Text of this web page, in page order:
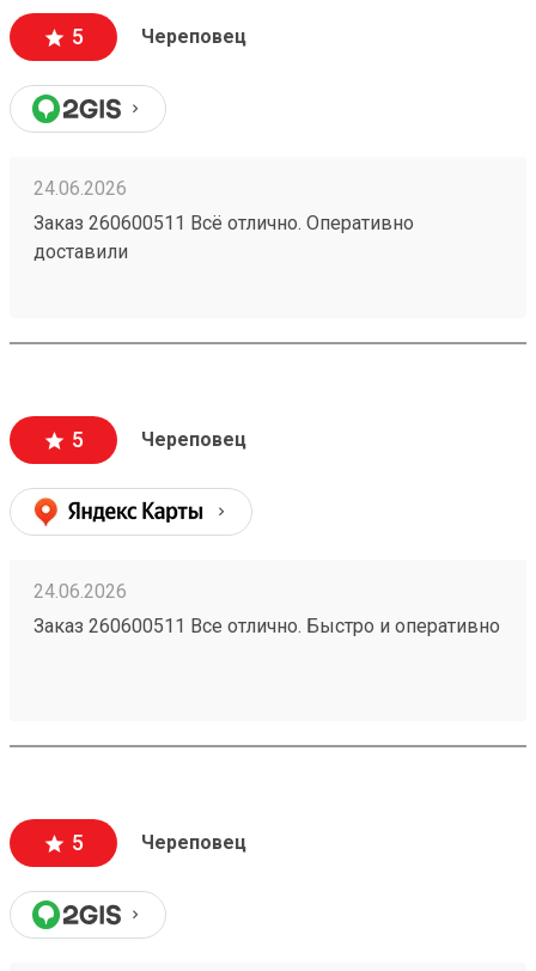
5 Череповец
24.06.2026
Заказ 260600511 Всё отлично. Оперативно
доставили
5 Череповец
24.06.2026
Заказ 260600511 Все отлично. Быстро и оперативно
5 Череповец